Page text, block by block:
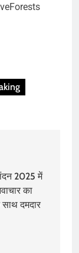
2025 में
का
दमदार